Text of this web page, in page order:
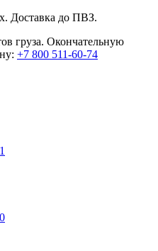
Доставка до ПВЗ.
груза. Окончательную
+7 800 511-60-74